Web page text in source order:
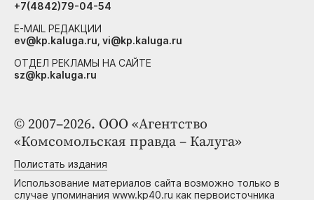
© 2007–2026. ООО «Агентство
«Комсомольская правда – Калуга»
Полистать издания
Использование материалов сайта возможно только в
случае упоминания www.kp40.ru как первоисточника
+7(4842)79-04-54
E-MAIL РЕДАКЦИИ
ev@kp.kaluga.ru, vi@kp.kaluga.ru
ОТДЕЛ РЕКЛАМЫ НА САЙТЕ
sz@kp.kaluga.ru